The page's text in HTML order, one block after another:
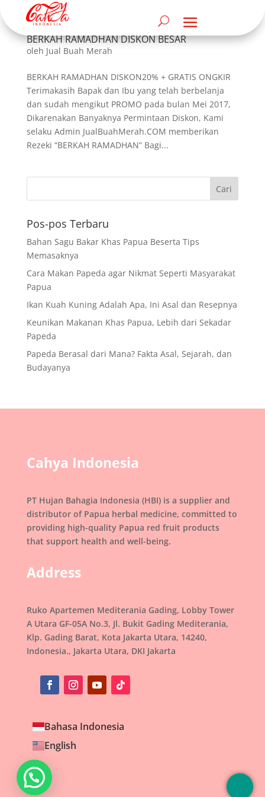
BERKAH RAMADHAN DISKON BESAR
oleh Jual Buah Merah
BERKAH RAMADHAN DISKON20% + GRATIS ONGKIR
Terimakasih Bapak dan Ibu yang telah berbelanja
dan sudah mengikut PROMO pada bulan Mei 2017,
Dikarenakan Banyaknya Permintaan Diskon, Kami
selaku Admin JualBuahMerah.COM memberikan
Rezeki “BERKAH RAMADHAN” Bagi...
Pos-pos Terbaru
Bahan Sagu Bakar Khas Papua Beserta Tips
Memasaknya
Cara Makan Papeda agar Nikmat Seperti Masyarakat
Papua
Ikan Kuah Kuning Adalah Apa, Ini Asal dan Resepnya
Keunikan Makanan Khas Papua, Lebih dari Sekadar
Papeda
Papeda Berasal dari Mana? Fakta Asal, Sejarah, dan
Budayanya
Cahya Indonesia
PT Hujan Bahagia Indonesia (HBI) is a supplier and
distributor of Papua herbal medicine, committed to
providing high-quality Papua red fruit products
that support health and well-being.
Address
Ruko Apartemen Mediterania Gading, Lobby Tower
A Utara GF-05A No.3, Jl. Bukit Gading Mediterania,
Klp. Gading Barat, Kota Jakarta Utara, 14240,
Indonesia., Jakarta Utara, DKI Jakarta
Bahasa Indonesia
English